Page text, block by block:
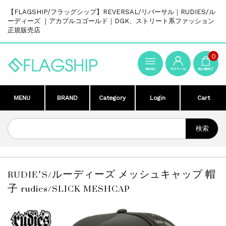
【FLAGSHIP/フラッグシップ】REVERSAL/リバーサル｜RUDIES/ル
ーディーズ ｜アカプルコゴールド｜DGK、ストリート系ファッション
正規販売店
0
MENU BRAND Category Login Cart
RUDIE’S/ルーディーズ メッシュキャップ 帽
子 rudies/SLICK MESHCAP